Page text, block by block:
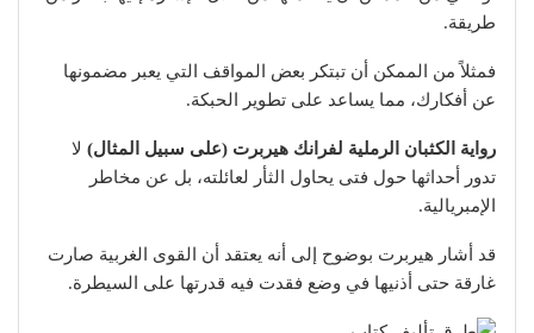
طريقة.
فمثلاً من الممكن أن تبتكر بعض المواقف التي يعبر مضمونها
عن أفكارك، مما يساعد على تطوير الحبكة.
رواية الكثبان الرملية لفرانك هيربرت (على سبيل المثال) لا
تدور أحداثها حول فتى يحاول الثأر لعائلته، بل عن مخاطر
الإمبريالية.
قد أشار هيربرت بوضوح إلى أنه يعتقد أن القوى الغربية صارت
غارقة حتى أذنيها في وضع فقدت فيه قدرتها على السيطرة.